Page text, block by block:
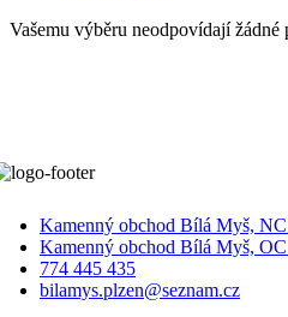
Vašemu výběru neodpovídají žádné
Kamenný obchod Bílá Myš,
Kamenný obchod Bílá Myš,
774 445 435
bilamys.plzen@seznam.cz